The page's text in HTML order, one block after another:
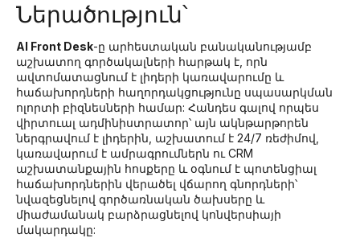
Ներածություն՝
AI Front Desk-ը արհեստական բանականությամբ
աշխատող գործակալների հարթակ է, որն
ավտոմատացնում է լիդերի կառավարումը և
հաճախորդների հաղորդակցությունը սպասարկման
ոլորտի բիզնեսների համար: Հանդես գալով որպես
վիրտուալ ադմինիստրատոր՝ այն ակնթարթորեն
ներգրավում է լիդերին, աշխատում է 24/7 ռեժիմով,
կառավարում է ամրագրումներն ու CRM
աշխատանքային հոսքերը և օգնում է պոտենցիալ
հաճախորդներին վերածել վճարող գնորդների՝
նվազեցնելով գործառնական ծախսերը և
միաժամանակ բարձրացնելով կոնվերսիայի
մակարդակը: